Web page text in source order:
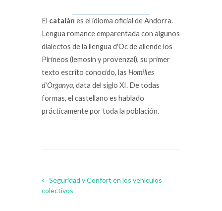
El catalán es el idioma oficial de Andorra.
Lengua romance emparentada con algunos
dialectos de la llengua d'Oc de allende los
Pirineos (lemosín y provenzal), su primer
texto escrito conocido, las Homilies
d'Organya, data del siglo XI. De todas
formas, el castellano es hablado
prácticamente por toda la población.
⇐ Seguridad y Confort en los vehículos
colectivos